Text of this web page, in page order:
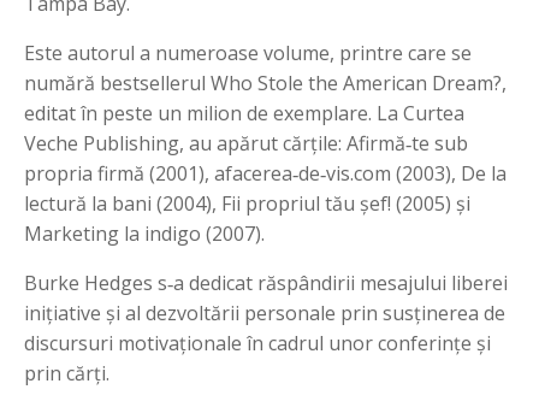
Este autorul a numeroase volume, printre care se
numără bestsellerul Who Stole the American Dream?,
editat în peste un milion de exemplare. La Curtea
Veche Publishing, au apărut cărțile: Afirmă‑te sub
propria firmă (2001), afacerea‑de‑vis.com (2003), De la
lectură la bani (2004), Fii propriul tău şef! (2005) și
Marketing la indigo (2007).
Burke Hedges s‑a dedicat răspândirii mesajului liberei
iniţiative şi al dezvoltării personale prin susținerea de
discursuri motivaționale în cadrul unor conferințe și
prin cărţi.